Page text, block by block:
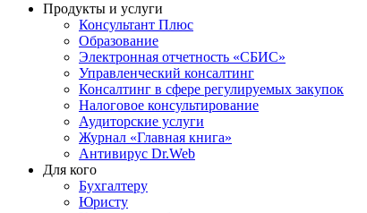
Продукты и услуги
Консультант Плюс
Образование
Электронная отчетность «СБИС»
Управленческий консалтинг
Консалтинг в сфере регулируемых закупок
Налоговое консультирование
Аудиторские услуги
Журнал «Главная книга»
Антивирус Dr.Web
Для кого
Бухгалтеру
Юристу